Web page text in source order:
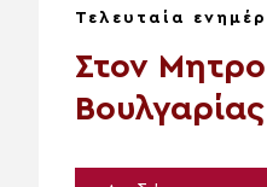
Τελευταία
Στον
Βουλγαρίας